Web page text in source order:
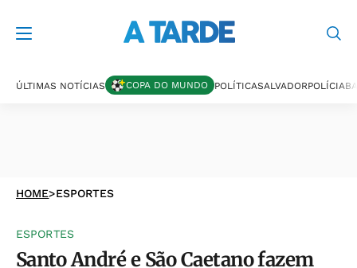
ÚLTIMAS NOTÍCIAS COPA DO MUNDO POLÍTICASALVADORPOLÍCIA
HOME>ESPORTES
ESPORTES
Santo André e São Caetano fazem